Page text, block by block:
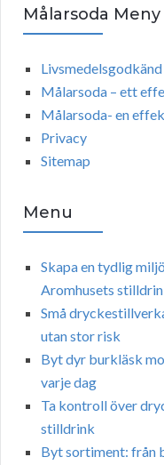
Målarsoda Meny
Målarsoda – ett
Målarsoda- en
Privacy
Sitemap
Menu
Skapa en tydlig
Aromhusets
Små
utan stor risk
Byt dyr burkläsk
varje dag
Ta kontroll över
stilldrink
Byt sortiment: från